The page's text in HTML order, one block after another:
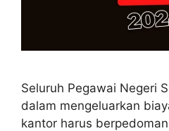
Seluruh Pegawai Negeri
dalam mengeluarkan
kantor harus